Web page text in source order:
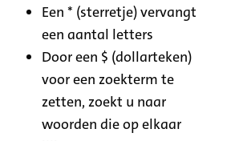
Een * (sterretje) vervangt
een aantal letters
Door een $ (dollarteken)
voor een zoekterm te
zetten, zoekt u naar
woorden die op elkaar